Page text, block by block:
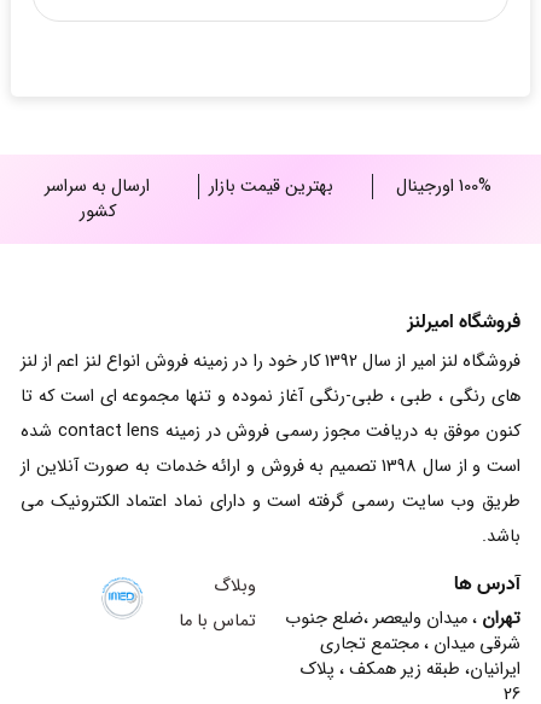
100% اورجینال بهترین قیمت بازار
ارسال به سراسر
کشور
فروشگاه امیرلنز
فروشگاه لنز امیر از سال 1392 کار خود را در زمینه فروش انواع لنز اعم از لنز
های رنگی ، طبی ، طبی-رنگی آغاز نموده و تنها مجموعه ای است که تا
کنون موفق به دریافت مجوز رسمی فروش در زمینه contact lens شده
است و از سال 1398 تصمیم به فروش و ارائه خدمات به صورت آنلاین از
طریق وب سایت رسمی گرفته است و دارای نماد اعتماد الکترونیک می
باشد.
آدرس ها
تهران ، میدان ولیعصر ،ضلع جنوب
شرقی میدان ، مجتمع تجاری
ایرانیان، طبقه زیر همکف ، پلاک
26
وبلاگ
تماس با ما